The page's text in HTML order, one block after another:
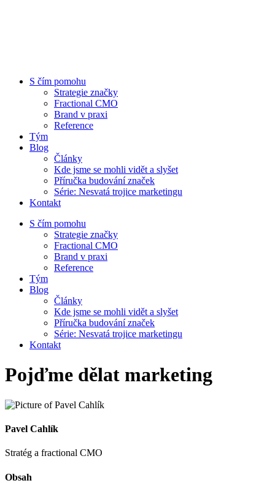
S čím pomohu
Strategie značky
Fractional CMO
Brand v praxi
Reference
Tým
Blog
Články
Kde jsme se mohli vidět a slyšet
Příručka budování značek
Série: Nesvatá trojice marketingu
Kontakt
S čím pomohu
Strategie značky
Fractional CMO
Brand v praxi
Reference
Tým
Blog
Články
Kde jsme se mohli vidět a slyšet
Příručka budování značek
Série: Nesvatá trojice marketingu
Kontakt
Pojďme dělat marketing
Pavel Cahlík
Stratég a fractional CMO
Obsah